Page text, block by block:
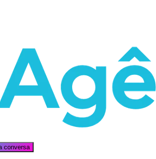
conversa